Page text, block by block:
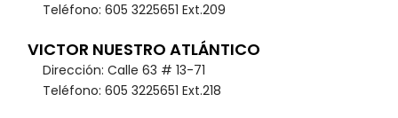
Teléfono: 605 3225651 Ext.209
VICTOR NUESTRO ATLÁNTICO
Dirección: Calle 63 # 13-71
Teléfono: 605 3225651 Ext.218